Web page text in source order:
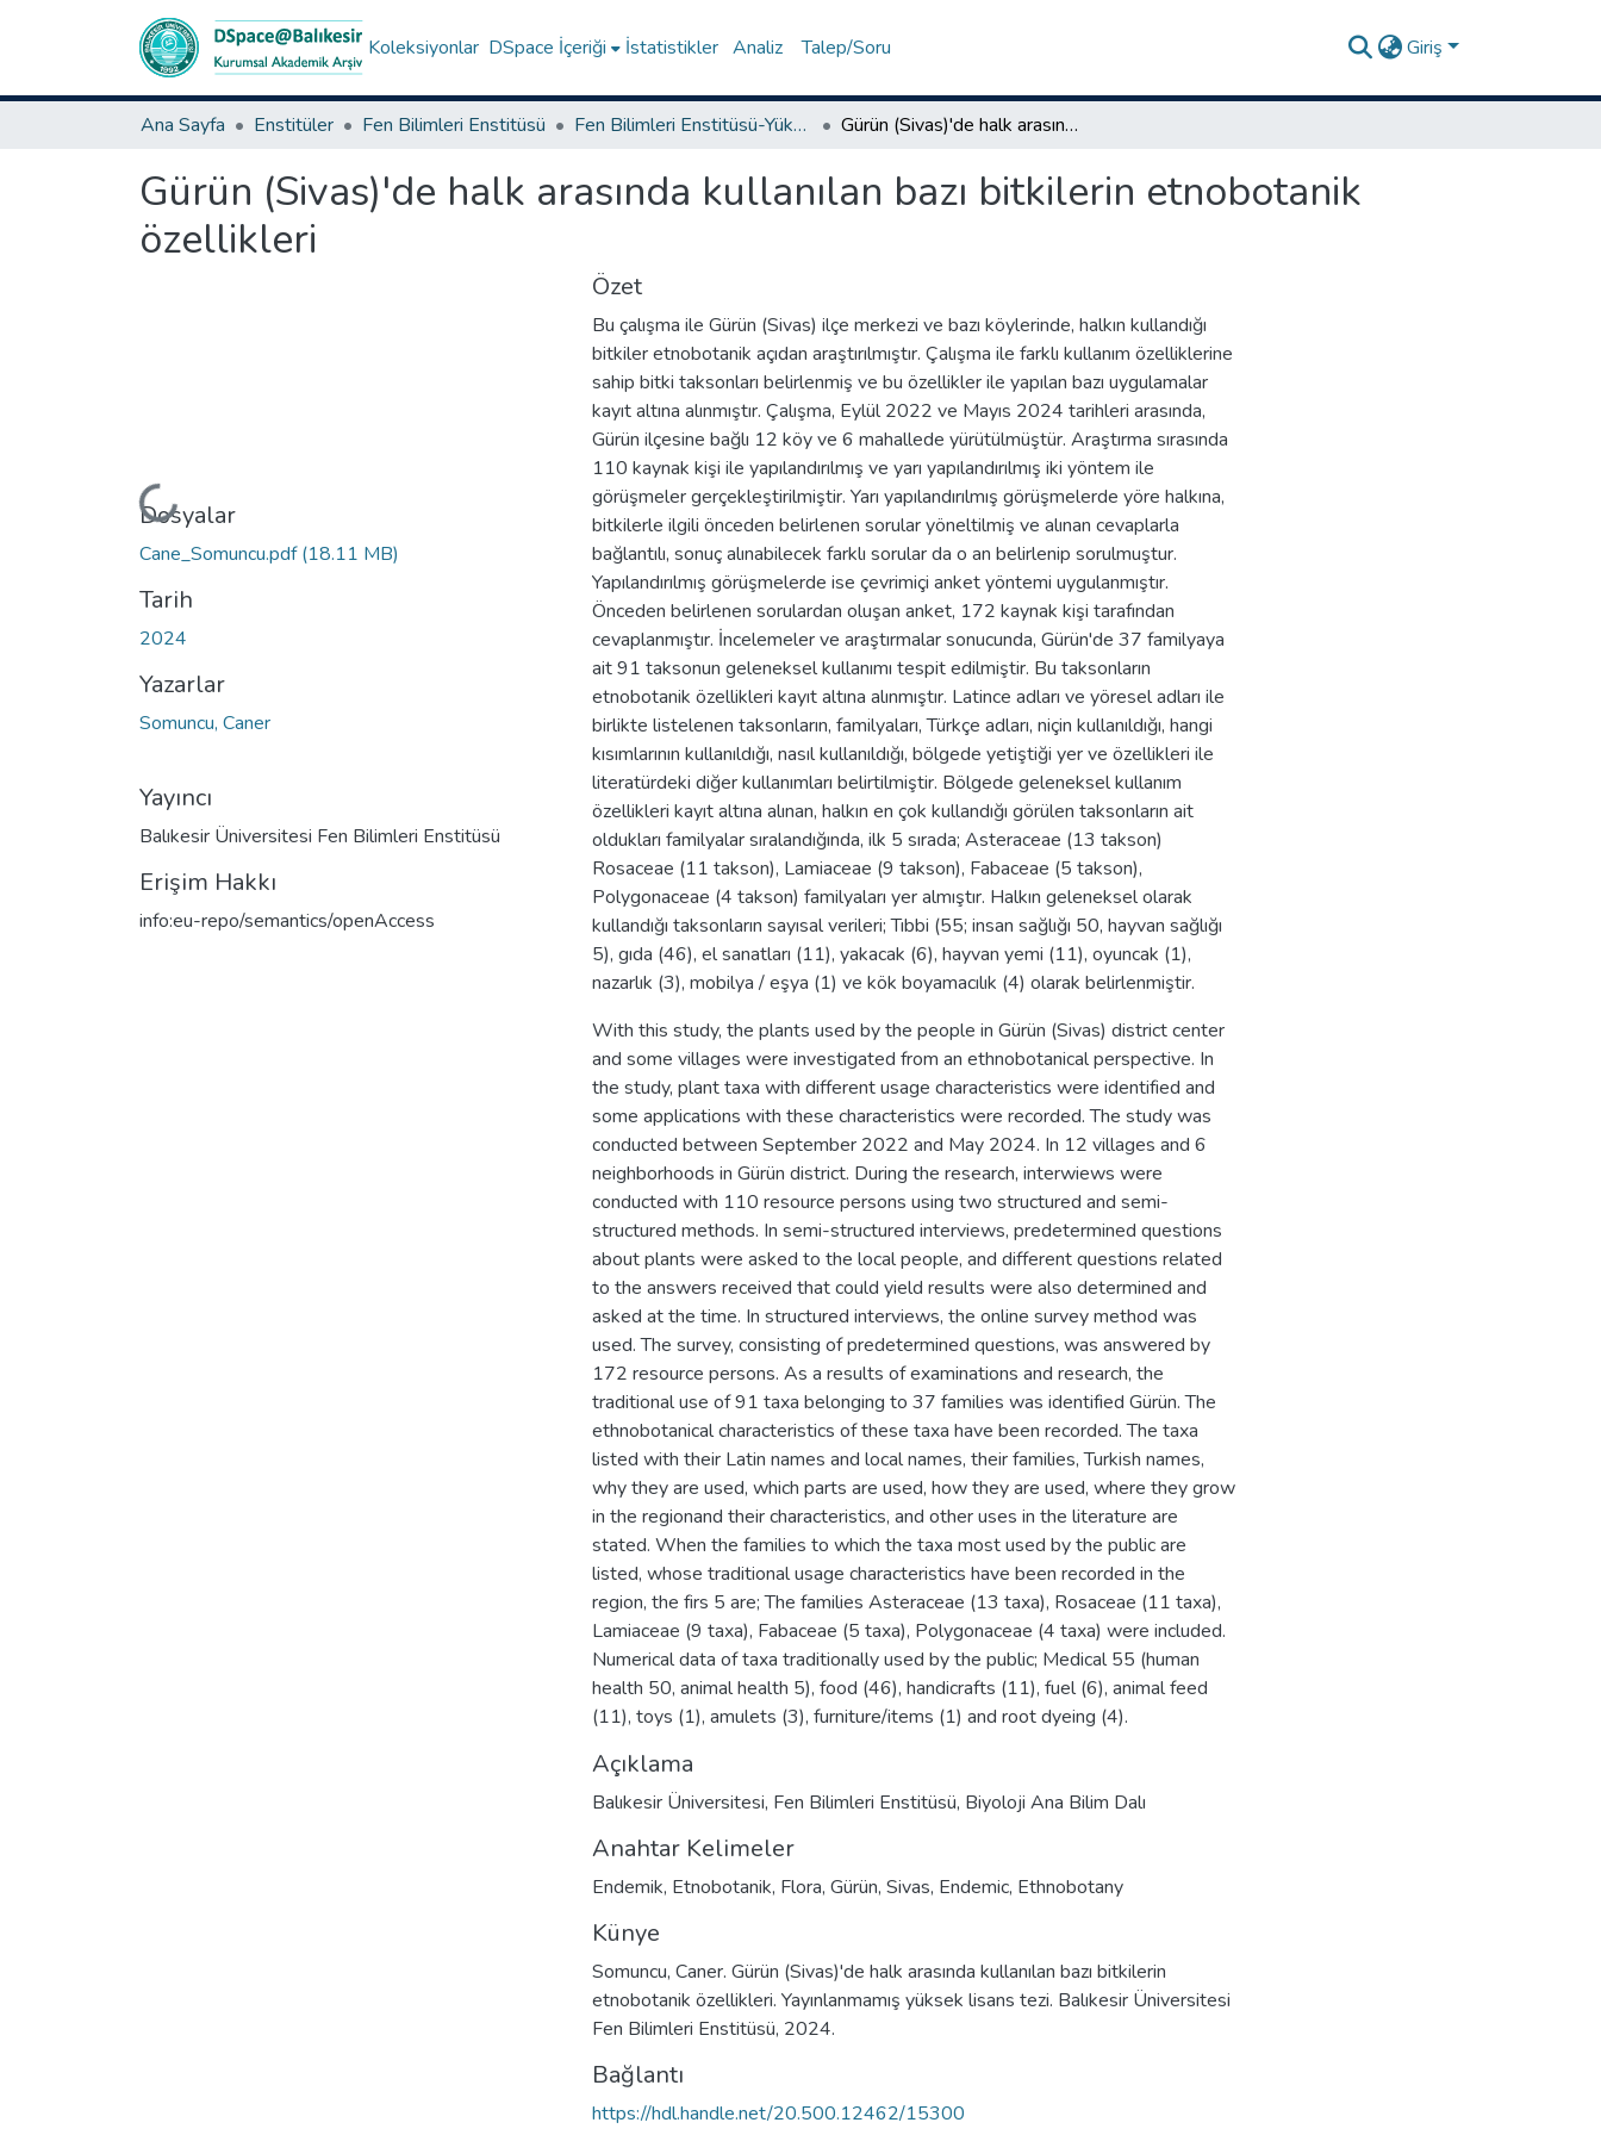
Koleksiyonlar DSpace İçeriği İstatistikler Analiz Talep/Soru Giriş
Ana Sayfa Enstitüler Fen Bilimleri Enstitüsü Fen Bilimleri Enstitüsü-Yüksek Lisans Tezleri Gürün (Sivas)'de halk arasında kullanılan bazı bitkilerin etnobotanik özellikleri
Gürün (Sivas)'de halk arasında kullanılan bazı bitkilerin etnobotanik
özellikleri
Yükleniyor...Dosyalar
Cane_Somuncu.pdf(18.11 MB)
Tarih
2024
Yazarlar
Somuncu, Caner
Yayıncı
Balıkesir Üniversitesi Fen Bilimleri Enstitüsü
Erişim Hakkı
info:eu-repo/semantics/openAccess
Özet
Bu çalışma ile Gürün (Sivas) ilçe merkezi ve bazı köylerinde, halkın kullandığı
bitkiler etnobotanik açıdan araştırılmıştır. Çalışma ile farklı kullanım özelliklerine
sahip bitki taksonları belirlenmiş ve bu özellikler ile yapılan bazı uygulamalar
kayıt altına alınmıştır. Çalışma, Eylül 2022 ve Mayıs 2024 tarihleri arasında,
Gürün ilçesine bağlı 12 köy ve 6 mahallede yürütülmüştür. Araştırma sırasında
110 kaynak kişi ile yapılandırılmış ve yarı yapılandırılmış iki yöntem ile
görüşmeler gerçekleştirilmiştir. Yarı yapılandırılmış görüşmelerde yöre halkına,
bitkilerle ilgili önceden belirlenen sorular yöneltilmiş ve alınan cevaplarla
bağlantılı, sonuç alınabilecek farklı sorular da o an belirlenip sorulmuştur.
Yapılandırılmış görüşmelerde ise çevrimiçi anket yöntemi uygulanmıştır.
Önceden belirlenen sorulardan oluşan anket, 172 kaynak kişi tarafından
cevaplanmıştır. İncelemeler ve araştırmalar sonucunda, Gürün'de 37 familyaya
ait 91 taksonun geleneksel kullanımı tespit edilmiştir. Bu taksonların
etnobotanik özellikleri kayıt altına alınmıştır. Latince adları ve yöresel adları ile
birlikte listelenen taksonların, familyaları, Türkçe adları, niçin kullanıldığı, hangi
kısımlarının kullanıldığı, nasıl kullanıldığı, bölgede yetiştiği yer ve özellikleri ile
literatürdeki diğer kullanımları belirtilmiştir. Bölgede geleneksel kullanım
özellikleri kayıt altına alınan, halkın en çok kullandığı görülen taksonların ait
oldukları familyalar sıralandığında, ilk 5 sırada; Asteraceae (13 takson)
Rosaceae (11 takson), Lamiaceae (9 takson), Fabaceae (5 takson),
Polygonaceae (4 takson) familyaları yer almıştır. Halkın geleneksel olarak
kullandığı taksonların sayısal verileri; Tıbbi (55; insan sağlığı 50, hayvan sağlığı
5), gıda (46), el sanatları (11), yakacak (6), hayvan yemi (11), oyuncak (1),
nazarlık (3), mobilya / eşya (1) ve kök boyamacılık (4) olarak belirlenmiştir.
With this study, the plants used by the people in Gürün (Sivas) district center
and some villages were investigated from an ethnobotanical perspective. In
the study, plant taxa with different usage characteristics were identified and
some applications with these characteristics were recorded. The study was
conducted between September 2022 and May 2024. In 12 villages and 6
neighborhoods in Gürün district. During the research, interwiews were
conducted with 110 resource persons using two structured and semi-
structured methods. In semi-structured interviews, predetermined questions
about plants were asked to the local people, and different questions related
to the answers received that could yield results were also determined and
asked at the time. In structured interviews, the online survey method was
used. The survey, consisting of predetermined questions, was answered by
172 resource persons. As a results of examinations and research, the
traditional use of 91 taxa belonging to 37 families was identified Gürün. The
ethnobotanical characteristics of these taxa have been recorded. The taxa
listed with their Latin names and local names, their families, Turkish names,
why they are used, which parts are used, how they are used, where they grow
in the regionand their characteristics, and other uses in the literature are
stated. When the families to which the taxa most used by the public are
listed, whose traditional usage characteristics have been recorded in the
region, the firs 5 are; The families Asteraceae (13 taxa), Rosaceae (11 taxa),
Lamiaceae (9 taxa), Fabaceae (5 taxa), Polygonaceae (4 taxa) were included.
Numerical data of taxa traditionally used by the public; Medical 55 (human
health 50, animal health 5), food (46), handicrafts (11), fuel (6), animal feed
(11), toys (1), amulets (3), furniture/items (1) and root dyeing (4).
Açıklama
Balıkesir Üniversitesi, Fen Bilimleri Enstitüsü, Biyoloji Ana Bilim Dalı
Anahtar Kelimeler
Endemik, Etnobotanik, Flora, Gürün, Sivas, Endemic, Ethnobotany
Künye
Somuncu, Caner. Gürün (Sivas)'de halk arasında kullanılan bazı bitkilerin
etnobotanik özellikleri. Yayınlanmamış yüksek lisans tezi. Balıkesir Üniversitesi
Fen Bilimleri Enstitüsü, 2024.
Bağlantı
https://hdl.handle.net/20.500.12462/15300